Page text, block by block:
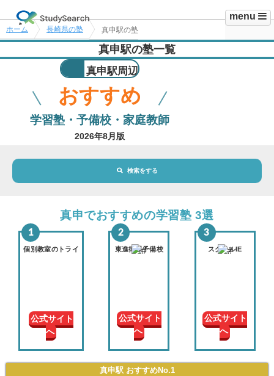
menu
ホーム 長崎県の塾 真申駅の塾
真申駅の塾一覧
真申駅周辺
おすすめ
学習塾・予備校・家庭教師
2026年8月版
検索をする
地域・駅 真申駅
路線・駅 選択されていません
学年
授業形
式
真申でおすすめの学習塾 3選
個別教室のトライ
公式サイト
へ
東進衛星予備校
公式サイト
へ
スクールIE
公式サイト
へ
真申駅 おすすめNo.1